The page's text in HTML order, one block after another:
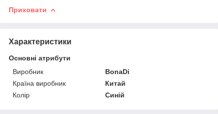
Приховати
Характеристики
Основні атрибути
Виробник
BonaDi
Країна виробник
Китай
Колір
Синій